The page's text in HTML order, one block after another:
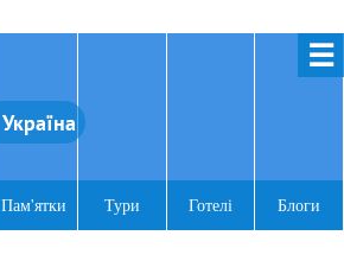
☰
Україна
Пам'ятки Тури Готелі Блоги